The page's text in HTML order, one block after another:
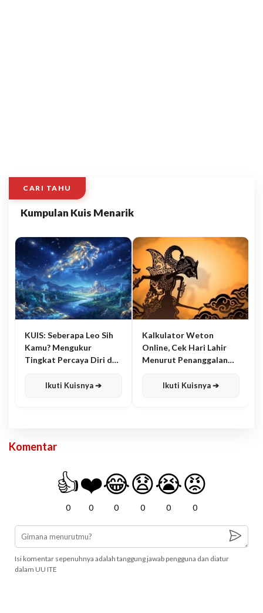
CARI TAHU
Kumpulan Kuis Menarik
KUIS: Seberapa Leo Sih
Kamu? Mengukur
Tingkat Percaya Diri dan
Ikuti Kuisnya ➔
Kalkulator Weton
Online, Cek Hari Lahir
Menurut Penanggalan
Ikuti Kuisnya ➔
Komentar
👍
0
❤️
0
😂
0
😧
0
😭
0
😡
0
Isi komentar sepenuhnya adalah tanggung jawab pengguna dan diatur
dalam UU ITE